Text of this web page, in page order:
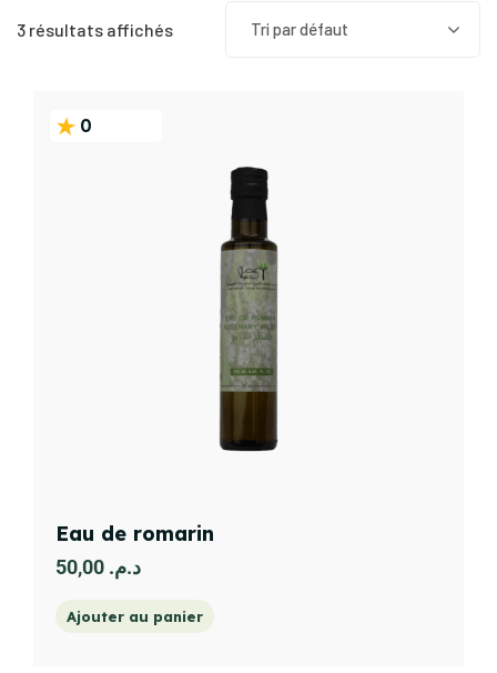
3 résultats affichés Tri par défaut
0
Eau de romarin
د.م.
Ajouter au panier